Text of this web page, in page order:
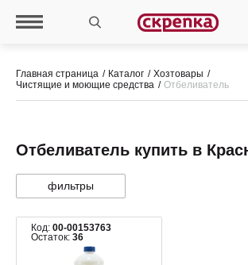
Главная страница Каталог
Хозтовары
Чистящие и моющие средства
Отбеливатель
Отбеливатель купить в
фильтры
Код: 00-00153763
Остаток: 36